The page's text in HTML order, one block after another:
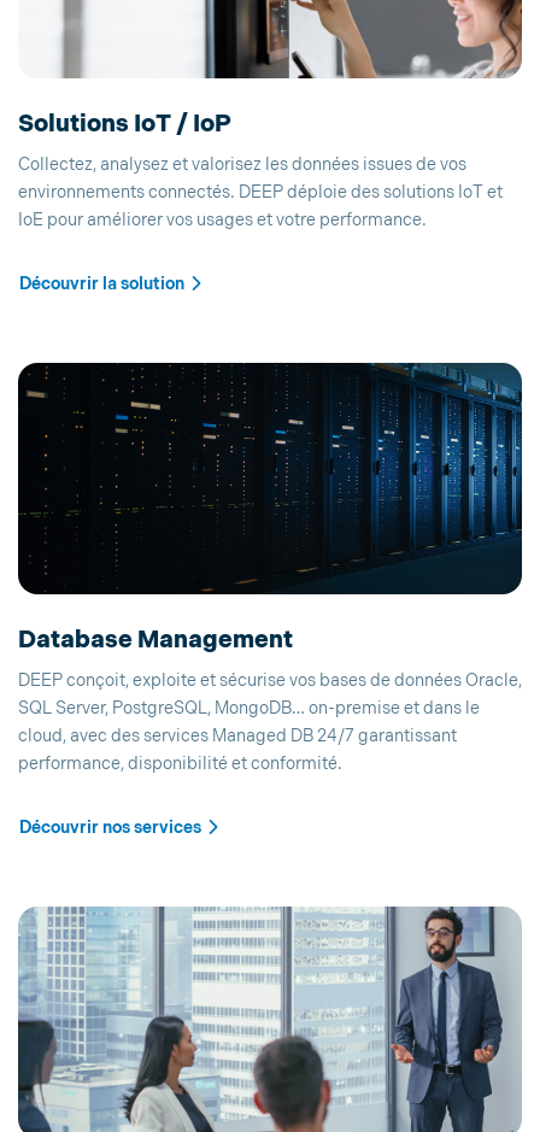
Solutions IoT / IoP
Collectez, analysez et valorisez les données issues de vos
environnements connectés. DEEP déploie des solutions IoT et
IoE pour améliorer vos usages et votre performance.
Découvrir la solution
Database Management
DEEP conçoit, exploite et sécurise vos bases de données Oracle,
SQL Server, PostgreSQL, MongoDB… on-premise et dans le
cloud, avec des services Managed DB 24/7 garantissant
performance, disponibilité et conformité.
Découvrir nos services